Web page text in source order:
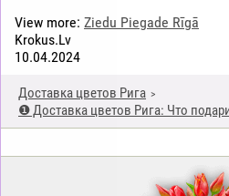
Доставка цветов Рига
❶ Доставка цветов Рига: Что
View more: Ziedu Piegade Rīgā
Krokus.Lv
10.04.2024